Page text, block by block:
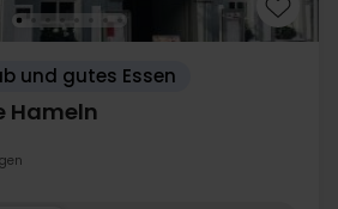
und gutes Essen
Hameln